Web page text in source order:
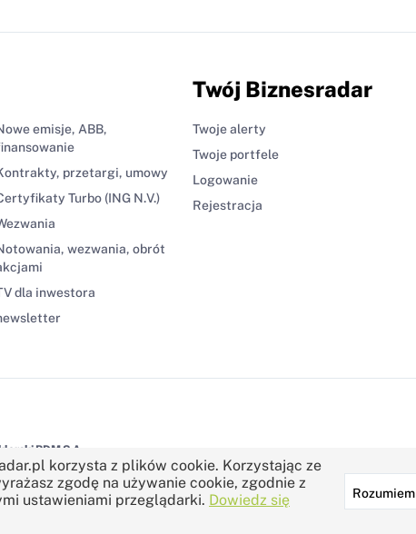
emisje, ABB,
przetargi, umowy
Turbo (ING N.V.)
wezwania, obrót
dla inwestora
Twój Biznesradar
Twoje alerty
Twoje portfele
Logowanie
Rejestracja
BDM S.A.
korzysta z plików cookie. Korzystając ze
zgodę na używanie cookie, zgodnie z
ustawieniami przeglądarki. Dowiedz się
Rozumiem